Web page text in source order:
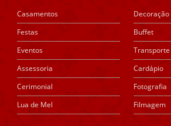
Casamentos
Festas
Eventos
Assessoria
Cerimonial
Lua de Mel
Decoração
Buffet
Transporte
Cardápio
Fotografia
Filmagem